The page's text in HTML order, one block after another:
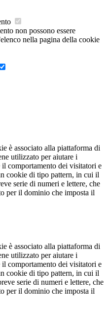
non possono essere
nella pagina della cookie
è associato alla piattaforma di
utilizzato per aiutare i
comportamento dei visitatori e
cookie di tipo pattern, in cui il
serie di numeri e lettere, che
per il dominio che imposta il
è associato alla piattaforma di
utilizzato per aiutare i
comportamento dei visitatori e
cookie di tipo pattern, in cui il
serie di numeri e lettere, che
per il dominio che imposta il